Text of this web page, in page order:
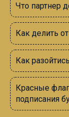
Что партнер
Как делить
Как
Красные
подписания